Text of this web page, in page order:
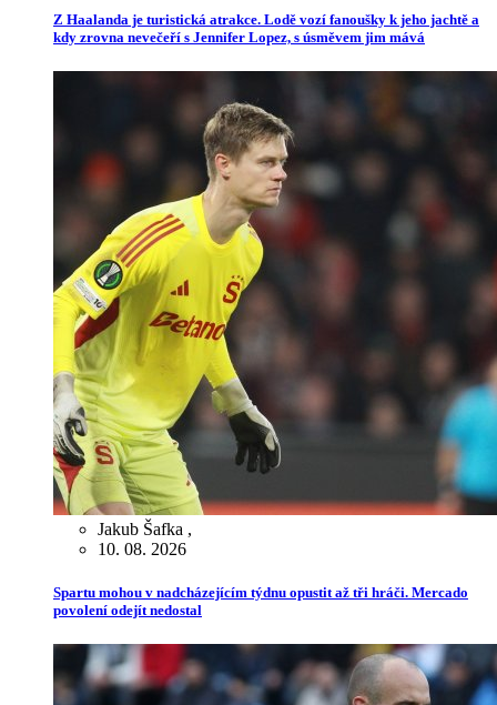
Z Haalanda je turistická atrakce. Lodě vozí fanoušky k jeho jachtě a
kdy zrovna nevečeří s Jennifer Lopez, s úsměvem jim mává
Jakub Šafka ,
10. 08. 2026
Spartu mohou v nadcházejícím týdnu opustit až tři hráči. Mercado
povolení odejít nedostal